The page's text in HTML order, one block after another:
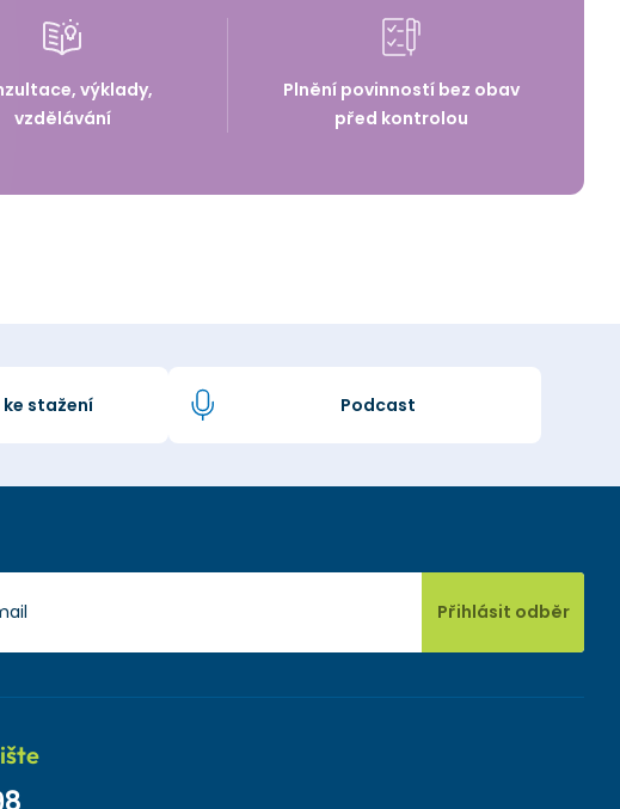
výklady,
vzdělávání
Plnění povinností bez obav
před kontrolou
stažení Podcast
Přihlásit odběr